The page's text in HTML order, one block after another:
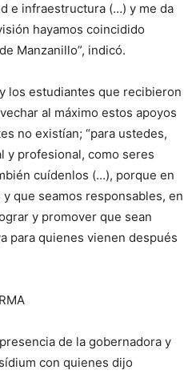
e infraestructura (…) y me da
hayamos coincidido
Manzanillo”, indicó.
los estudiantes que recibieron
al máximo estos apoyos
no existían; “para ustedes,
y profesional, como seres
cuídenlos (…), porque en
que seamos responsables, en
y promover que sean
para quienes vienen después
de la gobernadora y
con quienes dijo